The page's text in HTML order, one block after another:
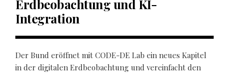
Erdbeobachtung und KI-
Integration
Der Bund eröffnet mit CODE-DE Lab ein neues Kapitel
in der digitalen Erdbeobachtung und vereinfacht den